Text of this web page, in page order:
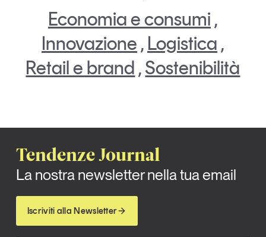
Economia e consumi ,
Innovazione , Logistica ,
Retail e brand ,Sostenibilità
Tendenze Journal
La nostra newsletter nella tua email
Iscriviti alla Newsletter